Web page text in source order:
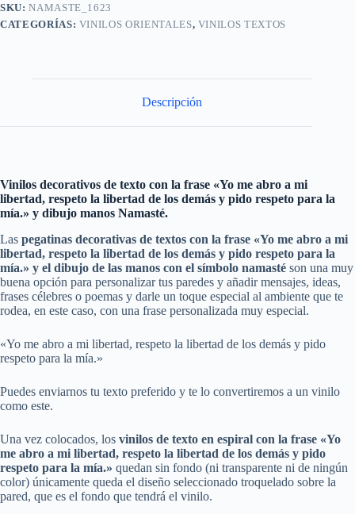
SKU:NAMASTE_1623
CATEGORÍAS: VINILOS ORIENTALES, VINILOS TEXTOS
Descripción
Vinilos decorativos de texto con la frase «Yo me abro a mi
libertad, respeto la libertad de los demás y pido respeto para la
mía.» y dibujo manos Namasté.
Las pegatinas decorativas de textos con la frase «Yo me abro a mi
libertad, respeto la libertad de los demás y pido respeto para la
mía.» y el dibujo de las manos con el símbolo namasté son una muy
buena opción para personalizar tus paredes y añadir mensajes, ideas,
frases célebres o poemas y darle un toque especial al ambiente que te
rodea, en este caso, con una frase personalizada muy especial.
«Yo me abro a mi libertad, respeto la libertad de los demás y pido
respeto para la mía.»
Puedes enviarnos tu texto preferido y te lo convertiremos a un vinilo
como este.
Una vez colocados, los vinilos de texto en espiral con la frase «Yo
me abro a mi libertad, respeto la libertad de los demás y pido
respeto para la mía.» quedan sin fondo (ni transparente ni de ningún
color) únicamente queda el diseño seleccionado troquelado sobre la
pared, que es el fondo que tendrá el vinilo.